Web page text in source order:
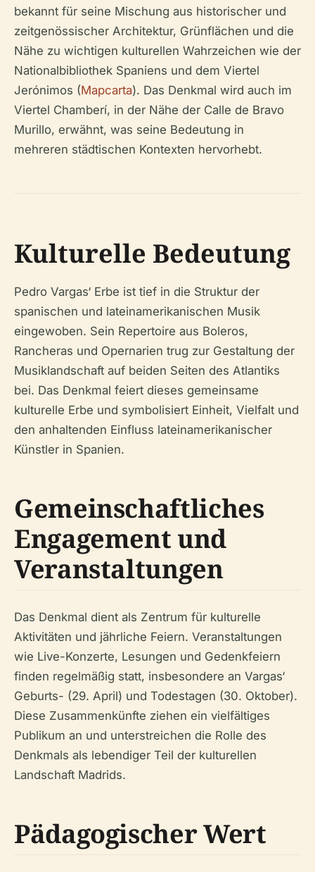
bekannt für seine Mischung aus historischer und
zeitgenössischer Architektur, Grünflächen und die
Nähe zu wichtigen kulturellen Wahrzeichen wie der
Nationalbibliothek Spaniens und dem Viertel
Jerónimos (Mapcarta). Das Denkmal wird auch im
Viertel Chamberí, in der Nähe der Calle de Bravo
Murillo, erwähnt, was seine Bedeutung in
mehreren städtischen Kontexten hervorhebt.
Kulturelle Bedeutung
Pedro Vargas‘ Erbe ist tief in die Struktur der
spanischen und lateinamerikanischen Musik
eingewoben. Sein Repertoire aus Boleros,
Rancheras und Opernarien trug zur Gestaltung der
Musiklandschaft auf beiden Seiten des Atlantiks
bei. Das Denkmal feiert dieses gemeinsame
kulturelle Erbe und symbolisiert Einheit, Vielfalt und
den anhaltenden Einfluss lateinamerikanischer
Künstler in Spanien.
Gemeinschaftliches
Engagement und
Veranstaltungen
Das Denkmal dient als Zentrum für kulturelle
Aktivitäten und jährliche Feiern. Veranstaltungen
wie Live-Konzerte, Lesungen und Gedenkfeiern
finden regelmäßig statt, insbesondere an Vargas‘
Geburts- (29. April) und Todestagen (30. Oktober).
Diese Zusammenkünfte ziehen ein vielfältiges
Publikum an und unterstreichen die Rolle des
Denkmals als lebendiger Teil der kulturellen
Landschaft Madrids.
Pädagogischer Wert